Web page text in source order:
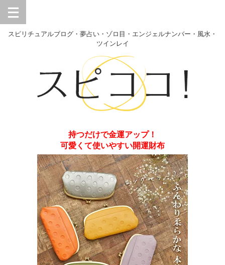
スピリチュアルブログ・夢占い・ゾロ目・エンジェルナンバー・風水・
ツインレイ
持つだけで金運アップ！
可愛くて使いやすい開運財布